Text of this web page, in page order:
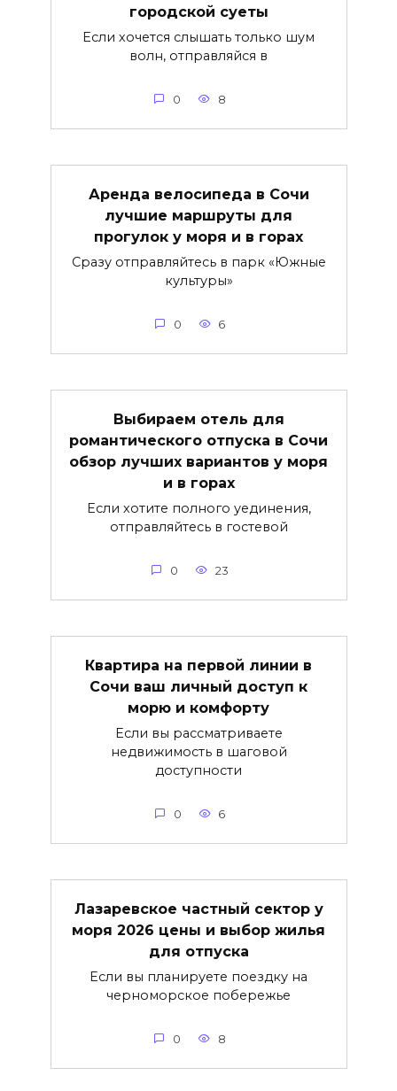
городской суеты
Если хочется слышать только шум
волн, отправляйся в
0 8
Аренда велосипеда в Сочи
лучшие маршруты для
прогулок у моря и в горах
Сразу отправляйтесь в парк «Южные
культуры»
0 6
Выбираем отель для
романтического отпуска в Сочи
обзор лучших вариантов у моря
и в горах
Если хотите полного уединения,
отправляйтесь в гостевой
0 23
Квартира на первой линии в
Сочи ваш личный доступ к
морю и комфорту
Если вы рассматриваете
недвижимость в шаговой
доступности
0 6
Лазаревское частный сектор у
моря 2026 цены и выбор жилья
для отпуска
Если вы планируете поездку на
черноморское побережье
0 8